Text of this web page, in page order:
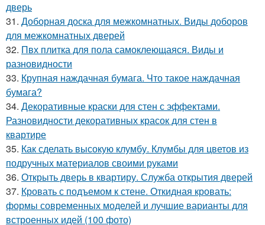
дверь
31. Доборная доска для межкомнатных. Виды доборов
для межкомнатных дверей
32. Пвх плитка для пола самоклеющаяся. Виды и
разновидности
33. Крупная наждачная бумага. Что такое наждачная
бумага?
34. Декоративные краски для стен с эффектами.
Разновидности декоративных красок для стен в
квартире
35. Как сделать высокую клумбу. Клумбы для цветов из
подручных материалов своими руками
36. Открыть дверь в квартиру. Служба открытия дверей
37. Кровать с подъемом к стене. Откидная кровать:
формы современных моделей и лучшие варианты для
встроенных идей (100 фото)